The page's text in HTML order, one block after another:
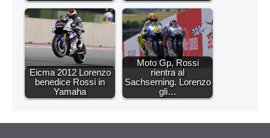
Eicma 2012 Lorenzo
benedice Rossi in
Yamaha
Moto Gp, Rossi
rientra al
Sachserning. Lorenzo
gli…